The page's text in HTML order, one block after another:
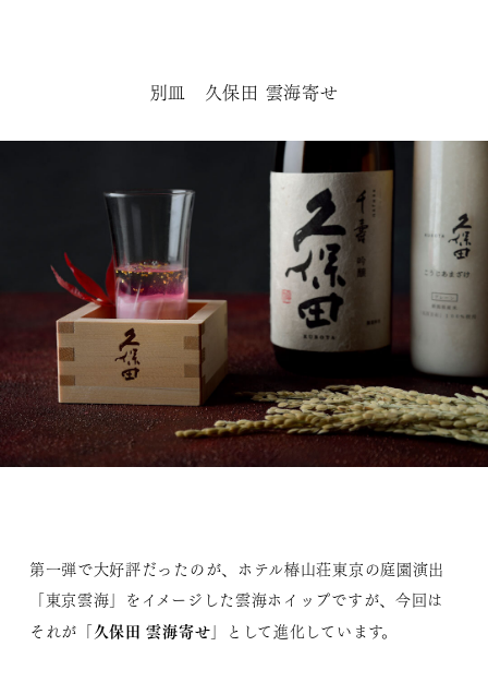
別皿 久保田 雲海寄せ
第一弾で大好評だったのが、ホテル椿山荘東京の庭園演出
「東京雲海」をイメージした雲海ホイップですが、今回は
それが「久保田 雲海寄せ」として進化しています。